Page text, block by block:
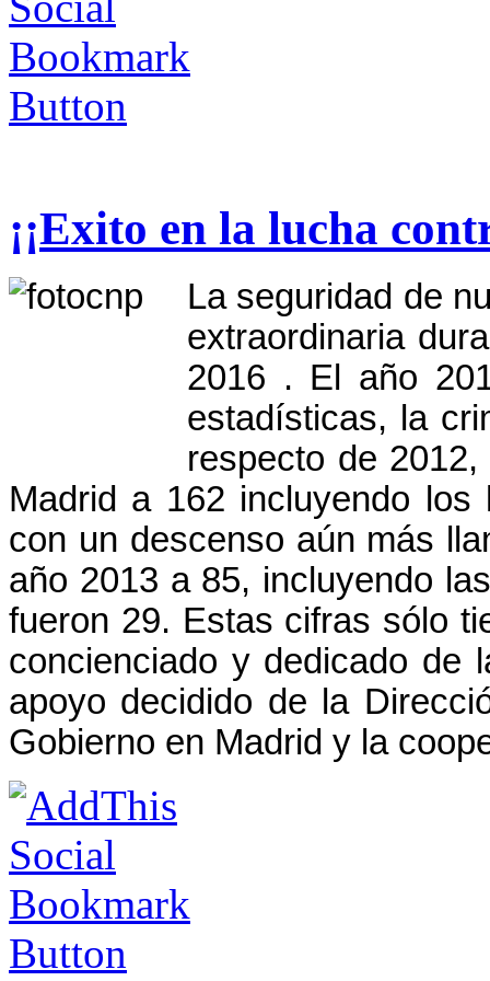
¡¡Exito en la lucha
La seguridad de
extraordinaria
2016 . El año
estadísticas, la
respecto de
Madrid a 162 incluyendo
con un descenso aún más
año 2013 a 85, incluyendo
fueron 29. Estas cifras sólo
concienciado y dedicado de
apoyo decidido de la
Gobierno en Madrid y la